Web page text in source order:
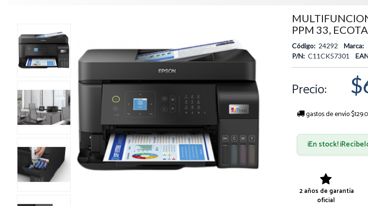
PPM 33,
Código: 24292 Marca:
P/N: C11CK57301
Precio:
gastos de envío
¡En stock!
2 años de garantía
oficial